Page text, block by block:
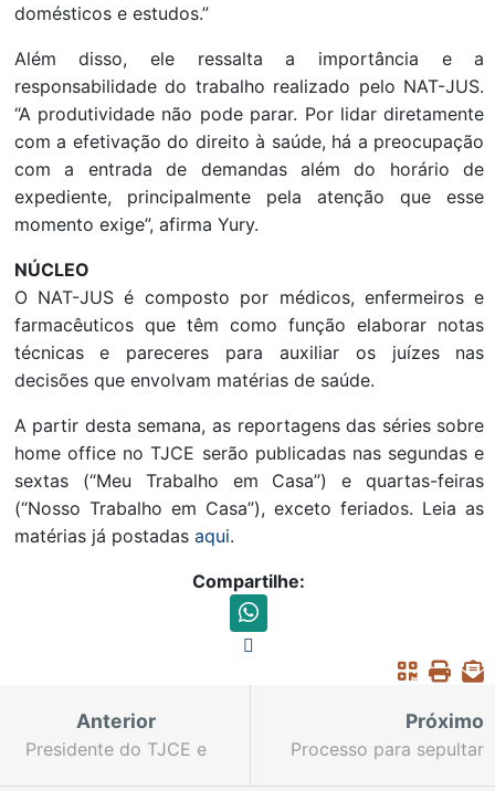
domésticos e estudos.”
Além disso, ele ressalta a importância e a
responsabilidade do trabalho realizado pelo NAT-JUS.
“A produtividade não pode parar. Por lidar diretamente
com a efetivação do direito à saúde, há a preocupação
com a entrada de demandas além do horário de
expediente, principalmente pela atenção que esse
momento exige”, afirma Yury.
NÚCLEO
O NAT-JUS é composto por médicos, enfermeiros e
farmacêuticos que têm como função elaborar notas
técnicas e pareceres para auxiliar os juízes nas
decisões que envolvam matérias de saúde.
A partir desta semana, as reportagens das séries sobre
home office no TJCE serão publicadas nas segundas e
sextas (“Meu Trabalho em Casa”) e quartas-feiras
(“Nosso Trabalho em Casa”), exceto feriados. Leia as
matérias já postadas aqui.
Compartilhe:
Anterior
Presidente do TJCE e
Próximo
Processo para sepultar